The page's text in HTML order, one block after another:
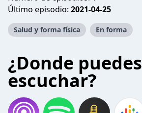
Último episodio: 2021-04-25
Salud y forma física En forma
¿Donde puedes
escuchar?